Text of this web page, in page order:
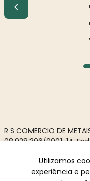
R S COMERCIO DE
08.928.306/0001-14.
Todos os direitos
Utilizamos
experiência e